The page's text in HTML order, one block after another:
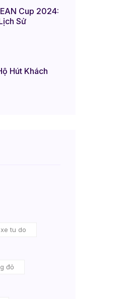
Cup 2024:
Sử
Hút Khách
tu do
đỏ